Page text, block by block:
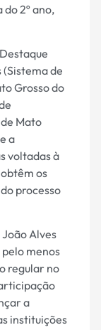
2º ano,
(Sistema de
Grosso do
Mato
a
voltadas à
os
processo
Alves
menos
regular no
a
instituições